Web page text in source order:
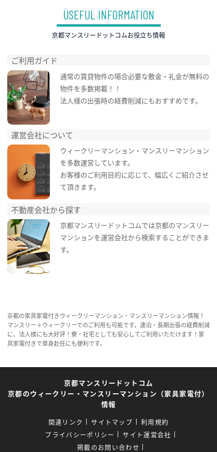
USEFUL INFORMATION
京都マンスリードットコムお役立ち情報
ご利用ガイド
通常の賃貸物件の場合必要な敷金・礼金が無料の
物件を多数掲載！！
法人様の出張時の経費削減にもおすすめです。
運営会社について
ウィークリーマンション・マンスリーマンション
を多数運営しています。
お客様のご利用目的に応じて、幅広くご紹介させ
て頂きます。
不動産会社から探す
京都マンスリードットコムでは京都のマンスリー
マンションを運営会社から検索することができま
す。
京都の家具家電付きウィークリーマンション・マンスリーマンション情報！
マンスリー＋ウィークリーでのご利用も可能です。連泊・長期出張の経費削減
に、法人様にも大好評！寮・社宅としても安心してご利用いただけます！家
具家電付きで単身赴任にも便利です。
京都マンスリードットコム
京都のウィークリー・マンスリーマンション（家具家電付）
情報
関連リンク サイトマップ
利用規約
プライバシーポリシー
サイト運営会社
掲載のお問い合わせ